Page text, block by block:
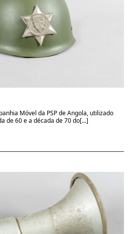
Móvel da PSP de Angola, utilizado
de 60 e a década de 70 do[...]